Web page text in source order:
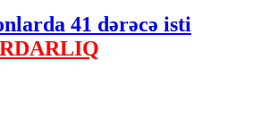
41 dərəcə isti